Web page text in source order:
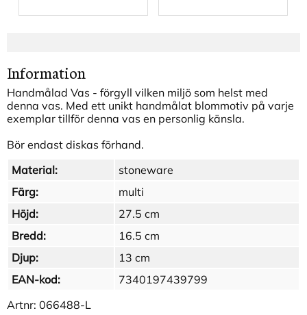
Information
Handmålad Vas - förgyll vilken miljö som helst med
denna vas. Med ett unikt handmålat blommotiv på varje
exemplar tillför denna vas en personlig känsla.
Bör endast diskas förhand.
Material:
stoneware
Färg:
multi
Höjd:
27.5 cm
Bredd:
16.5 cm
Djup:
13 cm
EAN-kod:
7340197439799
Artnr: 066488-L